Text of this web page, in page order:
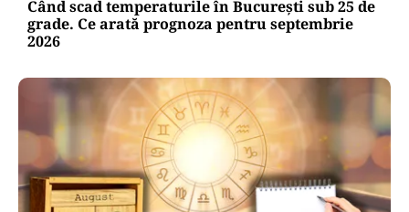
Când scad temperaturile în București sub 25 de
grade. Ce arată prognoza pentru septembrie
2026